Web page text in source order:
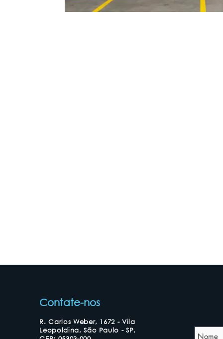
Contate-nos
R. Carlos Weber, 1672 - Vila
Leopoldina, São Paulo - SP,